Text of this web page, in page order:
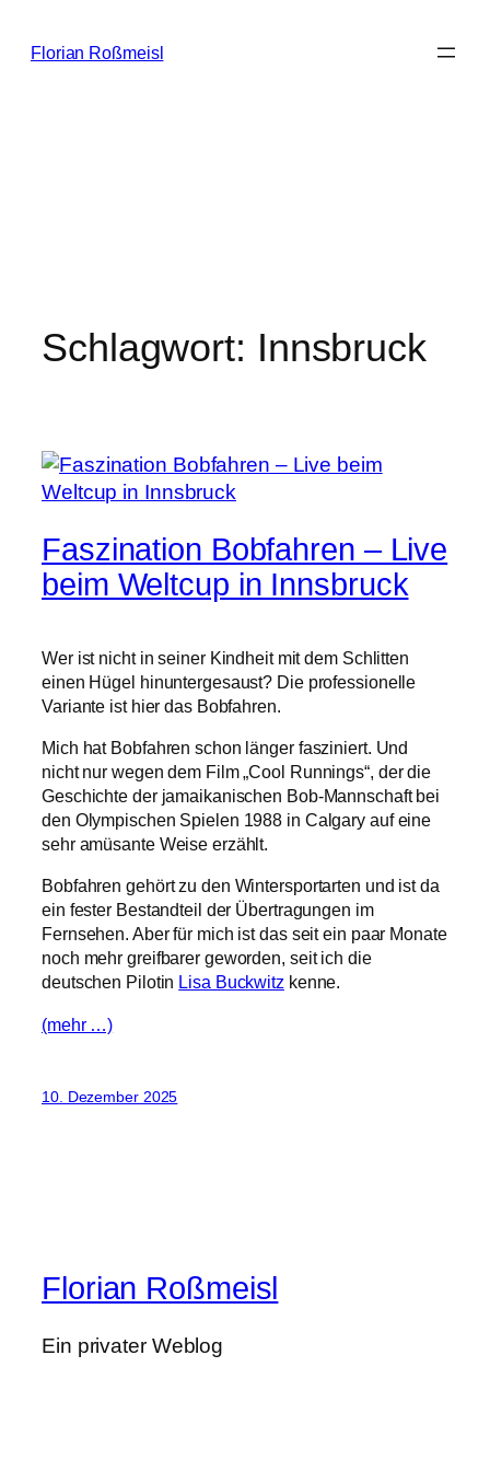
Inhalt
Florian Roßmeisl
Schlagwort: Innsbruck
Faszination Bobfahren – Live
beim Weltcup in Innsbruck
Wer ist nicht in seiner Kindheit mit dem Schlitten
einen Hügel hinuntergesaust? Die professionelle
Variante ist hier das Bobfahren.
Mich hat Bobfahren schon länger fasziniert. Und
nicht nur wegen dem Film „Cool Runnings“, der die
Geschichte der jamaikanischen Bob-Mannschaft bei
den Olympischen Spielen 1988 in Calgary auf eine
sehr amüsante Weise erzählt.
Bobfahren gehört zu den Wintersportarten und ist da
ein fester Bestandteil der Übertragungen im
Fernsehen. Aber für mich ist das seit ein paar Monate
noch mehr greifbarer geworden, seit ich die
deutschen Pilotin Lisa Buckwitz kenne.
(mehr …)
10. Dezember 2025
Florian Roßmeisl
Ein privater Weblog